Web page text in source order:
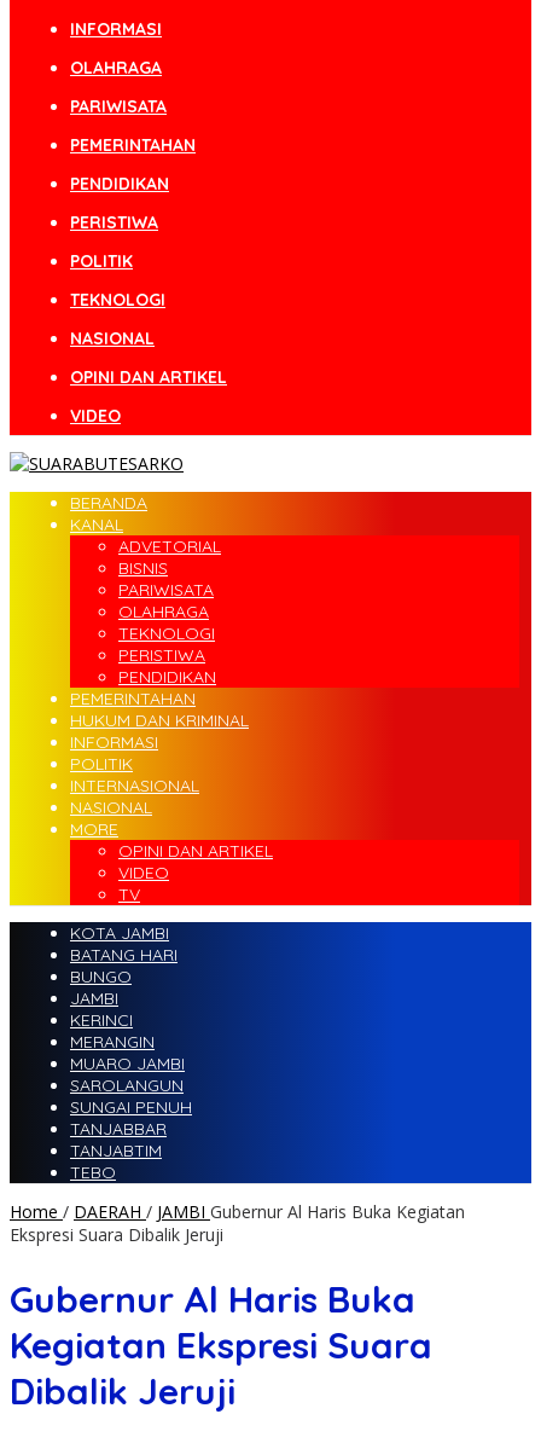
INFORMASI
OLAHRAGA
PARIWISATA
PEMERINTAHAN
PENDIDIKAN
PERISTIWA
POLITIK
TEKNOLOGI
NASIONAL
OPINI DAN ARTIKEL
VIDEO
BERANDA
KANAL
ADVETORIAL
BISNIS
PARIWISATA
OLAHRAGA
TEKNOLOGI
PERISTIWA
PENDIDIKAN
PEMERINTAHAN
HUKUM DAN KRIMINAL
INFORMASI
POLITIK
INTERNASIONAL
NASIONAL
MORE
OPINI DAN ARTIKEL
VIDEO
TV
KOTA JAMBI
BATANG HARI
BUNGO
JAMBI
KERINCI
MERANGIN
MUARO JAMBI
SAROLANGUN
SUNGAI PENUH
TANJABBAR
TANJABTIM
TEBO
Home / DAERAH / JAMBI Gubernur Al Haris Buka Kegiatan
Ekspresi Suara Dibalik Jeruji
Gubernur Al Haris Buka
Kegiatan Ekspresi Suara
Dibalik Jeruji